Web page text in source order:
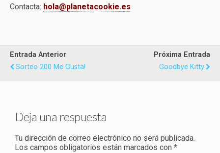
Contacta: hola@planetacookie.es
Entrada Anterior
Sorteo 200 Me Gusta!
Próxima Entrada
Goodbye Kitty
Deja una respuesta
Tu dirección de correo electrónico no será publicada.
Los campos obligatorios están marcados con *